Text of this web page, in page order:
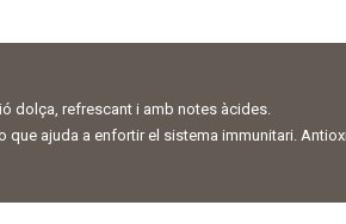
dolça, refrescant i amb notes àcides.
que ajuda a enfortir el sistema immunitari.